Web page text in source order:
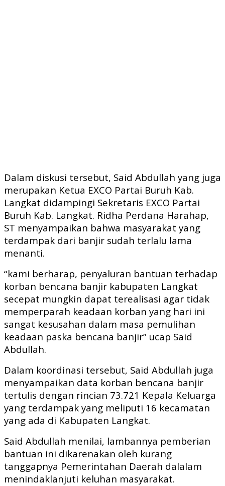
Dalam diskusi tersebut, Said Abdullah yang juga
merupakan Ketua EXCO Partai Buruh Kab.
Langkat didampingi Sekretaris EXCO Partai
Buruh Kab. Langkat. Ridha Perdana Harahap,
ST menyampaikan bahwa masyarakat yang
terdampak dari banjir sudah terlalu lama
menanti.
“kami berharap, penyaluran bantuan terhadap
korban bencana banjir kabupaten Langkat
secepat mungkin dapat terealisasi agar tidak
memperparah keadaan korban yang hari ini
sangat kesusahan dalam masa pemulihan
keadaan paska bencana banjir” ucap Said
Abdullah.
Dalam koordinasi tersebut, Said Abdullah juga
menyampaikan data korban bencana banjir
tertulis dengan rincian 73.721 Kepala Keluarga
yang terdampak yang meliputi 16 kecamatan
yang ada di Kabupaten Langkat.
Said Abdullah menilai, lambannya pemberian
bantuan ini dikarenakan oleh kurang
tanggapnya Pemerintahan Daerah dalalam
menindaklanjuti keluhan masyarakat.